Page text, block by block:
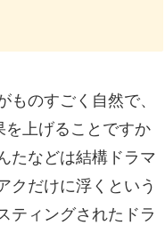
のすごく自然で、
上げることですか
たなどは結構ドラマ
クだけに浮くという
ティングされたドラ